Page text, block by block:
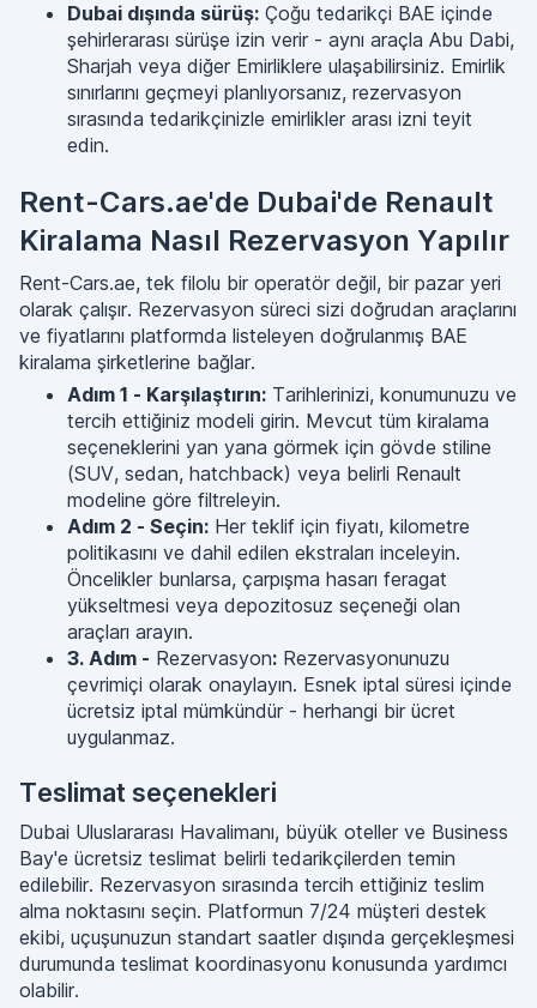
Dubai dışında sürüş: Çoğu tedarikçi BAE içinde
şehirlerarası sürüşe izin verir - aynı araçla Abu Dabi,
Sharjah veya diğer Emirliklere ulaşabilirsiniz. Emirlik
sınırlarını geçmeyi planlıyorsanız, rezervasyon
sırasında tedarikçinizle emirlikler arası izni teyit
edin.
Rent-Cars.ae'de Dubai'de Renault
Kiralama Nasıl Rezervasyon Yapılır
Rent-Cars.ae, tek filolu bir operatör değil, bir pazar yeri
olarak çalışır. Rezervasyon süreci sizi doğrudan araçlarını
ve fiyatlarını platformda listeleyen doğrulanmış BAE
kiralama şirketlerine bağlar.
Adım 1 - Karşılaştırın: Tarihlerinizi, konumunuzu ve
tercih ettiğiniz modeli girin. Mevcut tüm kiralama
seçeneklerini yan yana görmek için gövde stiline
(SUV, sedan, hatchback) veya belirli Renault
modeline göre filtreleyin.
Adım 2 - Seçin: Her teklif için fiyatı, kilometre
politikasını ve dahil edilen ekstraları inceleyin.
Öncelikler bunlarsa, çarpışma hasarı feragat
yükseltmesi veya depozitosuz seçeneği olan
araçları arayın.
3. Adım - Rezervasyon: Rezervasyonunuzu
çevrimiçi olarak onaylayın. Esnek iptal süresi içinde
ücretsiz iptal mümkündür - herhangi bir ücret
uygulanmaz.
Teslimat seçenekleri
Dubai Uluslararası Havalimanı, büyük oteller ve Business
Bay'e ücretsiz teslimat belirli tedarikçilerden temin
edilebilir. Rezervasyon sırasında tercih ettiğiniz teslim
alma noktasını seçin. Platformun 7/24 müşteri destek
ekibi, uçuşunuzun standart saatler dışında gerçekleşmesi
durumunda teslimat koordinasyonu konusunda yardımcı
olabilir.